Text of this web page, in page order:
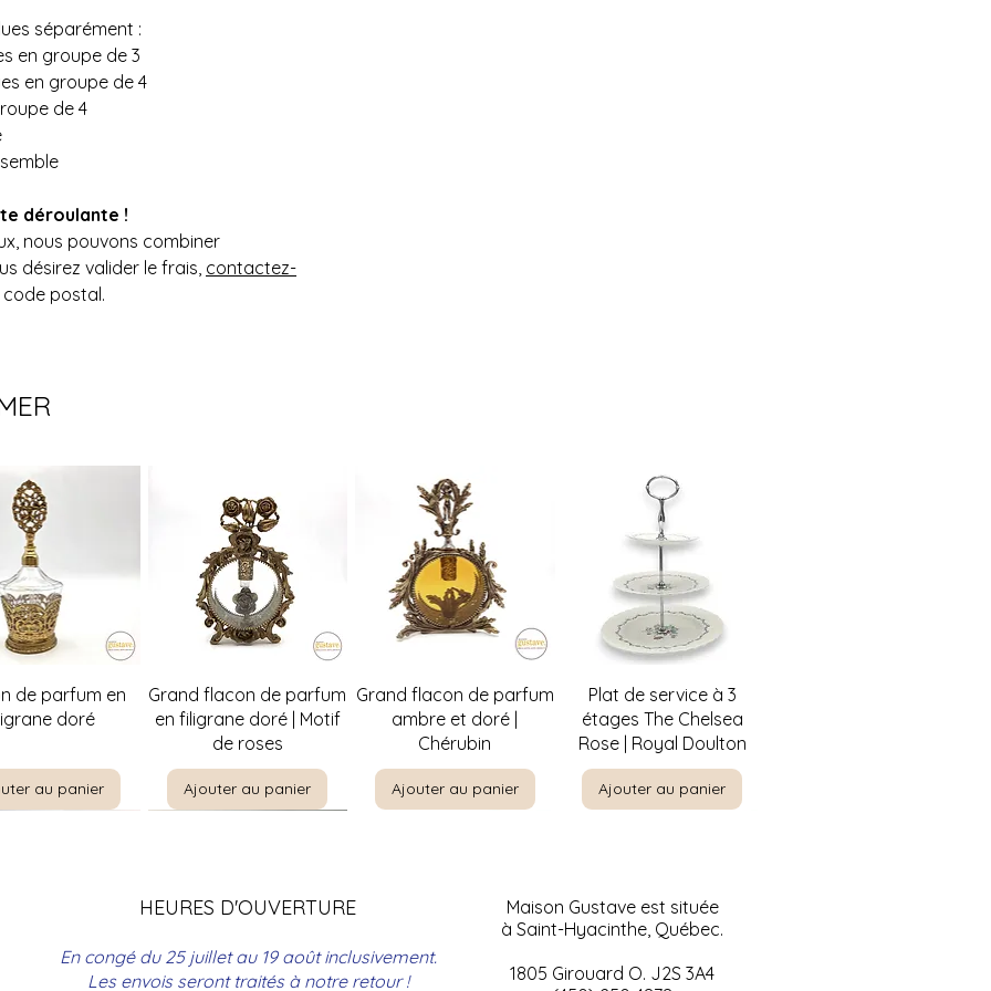
séparément :
en groupe de 3
en groupe de 4
de 4
déroulante !
nous pouvons combiner
désirez valider le frais, contactez-
postal.
rapide
de parfum en
doré
au panier
Aperçu rapide
Grand flacon de parfum
en filigrane doré | Motif
de roses
Ajouter au panier
Aperçu rapide
Grand flacon de parfum
ambre et doré |
Chérubin
Ajouter au panier
Aperçu rapide
Plat de service à 3
étages The Chelsea
Rose | Royal Doulton
Ajouter au panier
HEURES D'OUVERTURE
En congé du 25 juillet au 19 août inclusivement.
Les envois seront traités à notre retour !
Maison Gustave est située
à Saint-Hyacinthe, Québec.
1805 Girouard O. J2S 3A4